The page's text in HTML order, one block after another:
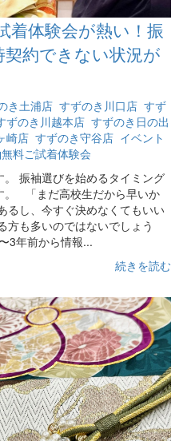
着体験会が熱い！振
約できない状況が
き土浦店 すずのき川口店 すず
ずのき川越本店 すずのき日の出
崎店 すずのき守谷店 イベント
料ご試着体験会
振袖選びを始めるタイミング
。 「まだ高校生だから早いか
るし、今すぐ決めなくてもいい
方も多いのではないでしょう
3年前から情報...
続きを読む